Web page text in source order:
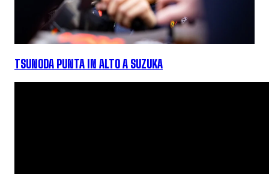
TSUNODA PUNTA IN ALTO A SUZUKA